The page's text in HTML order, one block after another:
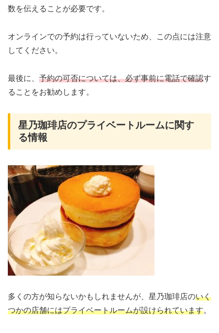
数を伝えることが必要です。
オンラインでの予約は行っていないため、この点には注意
してください。
最後に、 予約の可否については、必ず事前に電話で確認す
ることをお勧めします。
星乃珈琲店のプライベートルームに関す
る情報
多くの方が知らないかもしれませんが、星乃珈琲店のいく
つかの店舗にはプライベートルームが設けられています。